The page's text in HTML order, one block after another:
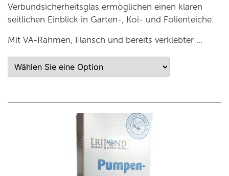
Verbundsicherheitsglas ermöglichen einen klaren
seitlichen Einblick in Garten-, Koi- und Folienteiche.
Mit VA-Rahmen, Flansch und bereits verklebter …